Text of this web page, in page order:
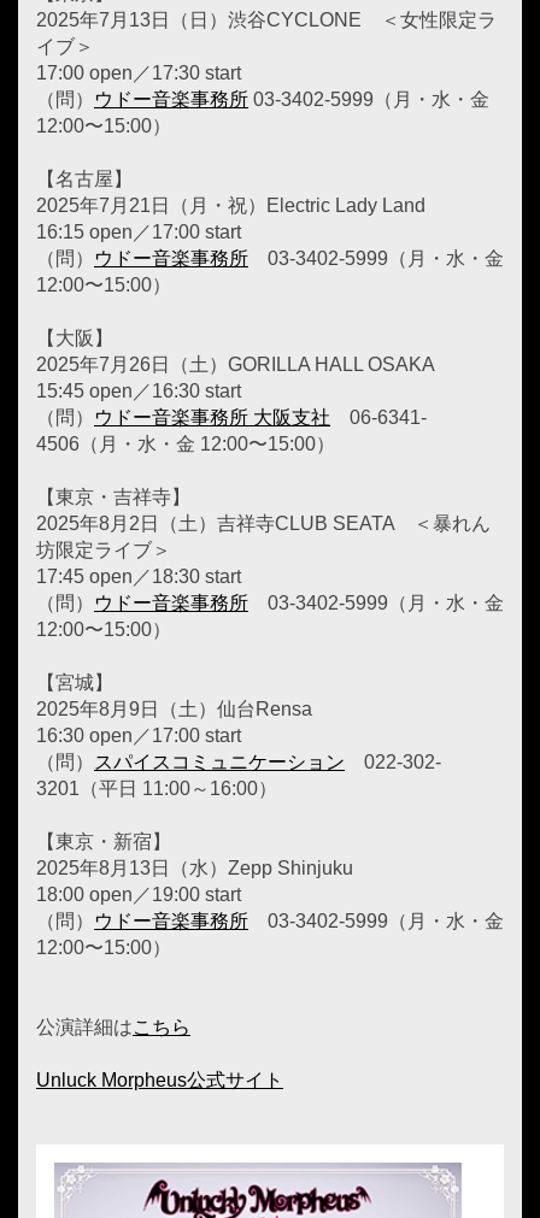
2025年7月13日（日）渋谷CYCLONE ＜女性限定ラ
イブ＞
17:00 open／17:30 start
（問）
ウドー音楽事務所 03-3402-5999（月・水・金
12:00〜15:00）
【名古屋】
2025年7月21日（月・祝）Electric Lady Land
16:15 open／17:00 start
（問）
ウドー音楽事務所 03-3402-5999（月・水・金
12:00〜15:00）
【大阪】
2025年7月26日（土）GORILLA HALL OSAKA
15:45 open／16:30 start
（問）
ウドー音楽事務所 大阪支社 06-6341-
4506（月・水・金 12:00〜15:00）
【東京・吉祥寺】
2025年8月2日（土）吉祥寺CLUB SEATA ＜暴れん
坊限定ライブ＞
17:45 open／18:30 start
（問）
ウドー音楽事務所 03-3402-5999（月・水・金
12:00〜15:00）
【宮城】
2025年8月9日（土）仙台Rensa
16:30 open／17:00 start
（問）
スパイスコミュニケーション 022-302-
3201（平日 11:00～16:00）
【東京・新宿】
2025年8月13日（水）Zepp Shinjuku
18:00 open／19:00 start
（問）
ウドー音楽事務所 03-3402-5999（月・水・金
12:00〜15:00）
公演詳細はこちら
Unluck Morpheus公式サイト